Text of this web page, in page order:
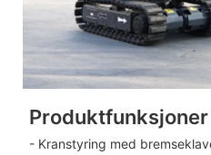
Produktfunksjoner
- Kranstyring med